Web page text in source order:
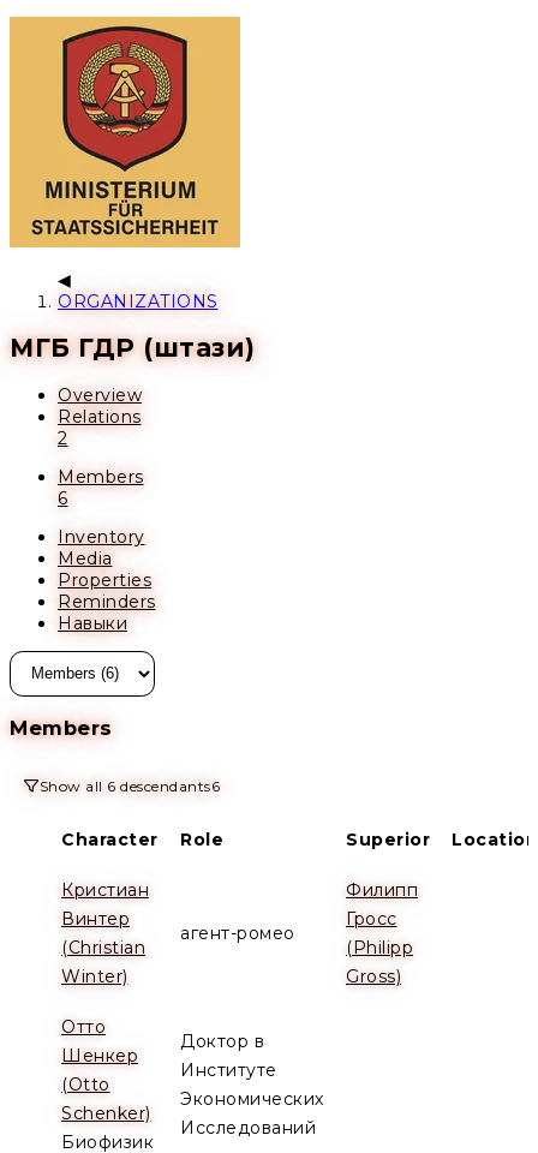
ORGANIZATIONS
МГБ ГДР (штази)
Overview
Relations
2
Members
6
Inventory
Media
Properties
Reminders
Навыки
Members
Show all 6 descendants6
Character Role Superior
Кристиан
Винтер
(Christian
Winter)
агент-ромео
Филипп
Гросс
(Philipp
Gross)
Отто
Шенкер
(Otto
Schenker)
Биофизик
Доктор в
Институте
Экономических
Исследований